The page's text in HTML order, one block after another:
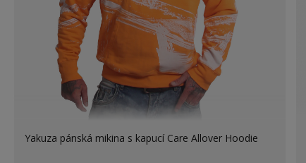
Yakuza pánská mikina s kapucí Care Allover Hoodie